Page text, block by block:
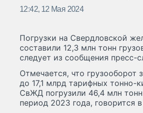
12:42, 12 Мая 2024
Погрузки на Свердловской
составили 12,3 млн тонн
следует из сообщения пресс-
Отмечается, что грузооборот
до 17,1 млрд тарифных тонно-
СвЖД погрузили 46,4 млн тонн
период 2023 года, говорится